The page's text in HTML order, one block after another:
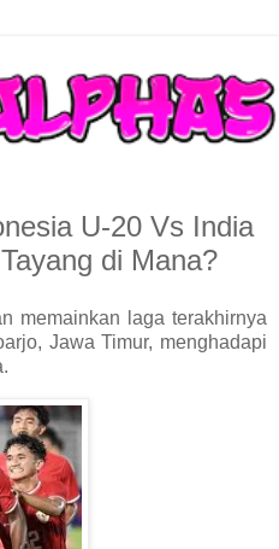
U-20 Vs India
di Mana?
memainkan laga terakhirnya
Jawa Timur, menghadapi